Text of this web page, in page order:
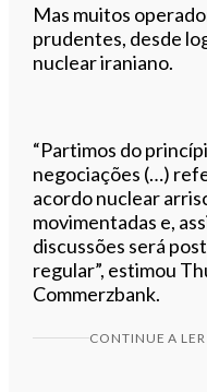
Mas muitos
prudentes, desde
nuclear iraniano.
“Partimos do
negociações (…)
acordo nuclear
movimentadas e,
discussões será
regular”, estimou
Commerzbank.
CONTINUE A